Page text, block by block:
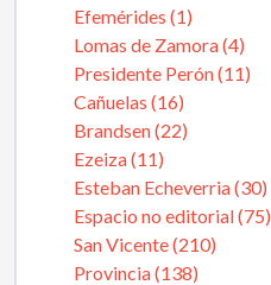
Efemérides (1)
Lomas de Zamora (4)
Presidente Perón (11)
Cañuelas (16)
Brandsen (22)
Ezeiza (11)
Esteban Echeverria (30)
Espacio no editorial (75)
San Vicente (210)
Provincia (138)